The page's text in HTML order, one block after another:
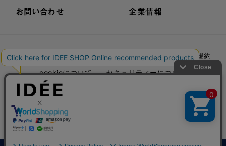
お問い合わせ 企業情報
プライバシーポリシー 外部送信ポリシー
ご利用規約
cookieについて
セキュリティーについて
特定商取引法に基づく表示
古物営業法に基づく表示